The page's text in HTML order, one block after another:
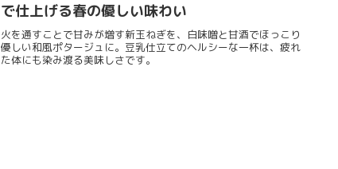
で仕上げる春の優しい味わい
火を通すことで甘みが増す新玉ねぎを、白味噌と甘酒でほっこり
優しい和風ポタージュに。豆乳仕立てのヘルシーな一杯は、疲れ
た体にも染み渡る美味しさです。